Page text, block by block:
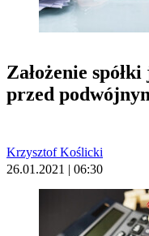
Założenie
przed
Krzysztof Koślicki
26.01.2021 | 06:30